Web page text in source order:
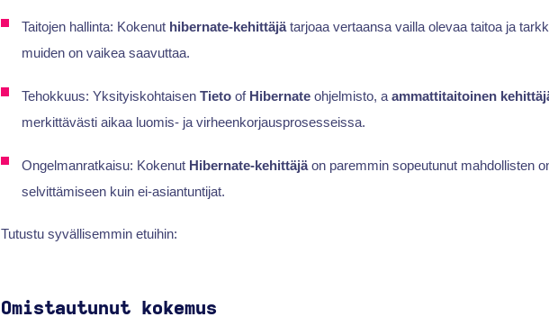
Taitojen hallinta: Kokenut hibernate-kehittäjätarjoaa vertaansa vailla olevaa taitoa ja
muiden on vaikea saavuttaa.
Tehokkuus: Yksityiskohtaisen Tieto of Hibernate ohjelmisto, a ammattitaitoinen
merkittävästi aikaa luomis- ja virheenkorjausprosesseissa.
Ongelmanratkaisu: Kokenut Hibernate-kehittäjäon paremmin sopeutunut mahdollisten
selvittämiseen kuin ei-asiantuntijat.
Tutustu syvällisemmin etuihin:
Omistautunut kokemus